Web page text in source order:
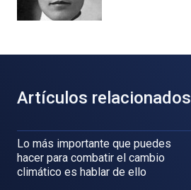
Artículos relacionados
Lo más importante que puedes
hacer para combatir el cambio
climático es hablar de ello